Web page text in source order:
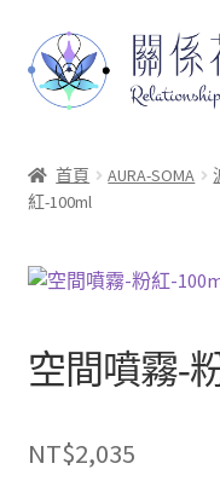
課程音檔
會員登入
回到關係花園官網
首頁 AURA-SOMA
紅-100ml
空間噴霧-
NT$2,035